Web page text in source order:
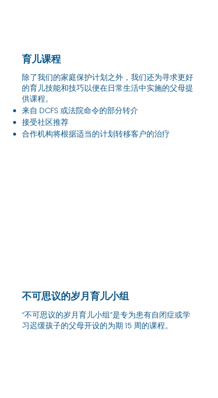
育儿课程
除了我们的家庭保护计划之外，我们还为寻求更好
的育儿技能和技巧以便在日常生活中实施的父母提
供课程。
来自 DCFS 或法院命令的部分转介
接受社区推荐
合作机构将根据适当的计划转移客户的治疗
不可思议的岁月育儿小组
“不可思议的岁月育儿小组”是专为患有自闭症或学
习迟缓孩子的父母开设的为期 15 周的课程。